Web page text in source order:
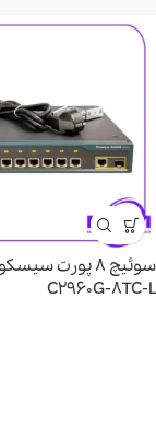
C2960G-8TC-L